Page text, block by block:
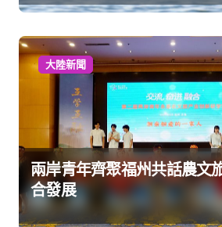
大陸新聞
兩岸青年齊聚福州共話農文
合發展